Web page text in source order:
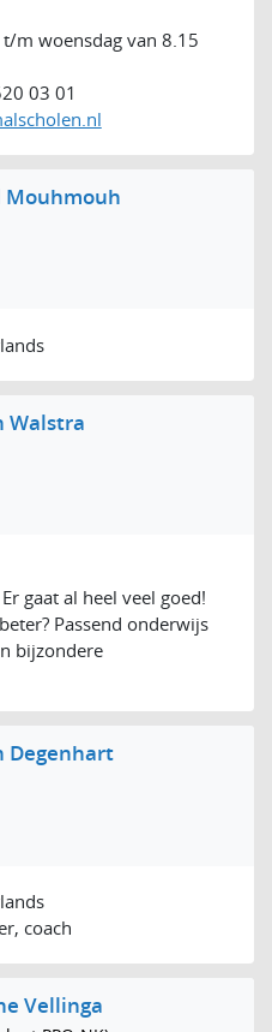
m woensdag van 8.15
03 01
Mouhmouh
Walstra
gaat al heel veel goed!
Passend onderwijs
bijzondere
Degenhart
coach
Vellinga